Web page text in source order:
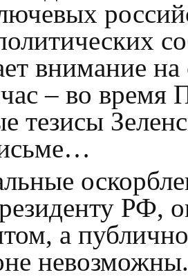
внимание
– во
тезисы
РФ,
а
невозможны.